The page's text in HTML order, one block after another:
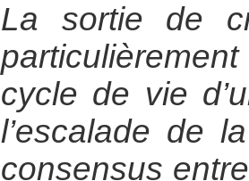
La sortie de
cycle de vie
l’escalade de
consensus